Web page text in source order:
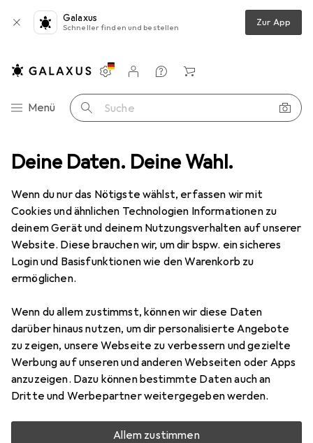
Deine Daten. Deine Wahl.
Wenn du nur das Nötigste wählst, erfassen wir mit
Cookies und ähnlichen Technologien Informationen zu
deinem Gerät und deinem Nutzungsverhalten auf unserer
Website. Diese brauchen wir, um dir bspw. ein sicheres
Login und Basisfunktionen wie den Warenkorb zu
ermöglichen.
Wenn du allem zustimmst, können wir diese Daten
darüber hinaus nutzen, um dir personalisierte Angebote
zu zeigen, unsere Webseite zu verbessern und gezielte
Werbung auf unseren und anderen Webseiten oder Apps
anzuzeigen. Dazu können bestimmte Daten auch an
Dritte und Werbepartner weitergegeben werden.
Allem zustimmen
Galaxus
Schneller finden und bestellen Zur App
Navigation nach Kategorien
Menü Suche
Einstellungen
Kundenkonto
Vergleichslisten
Merklisten
Warenkorb
Lichttechnik Zubehör Eurolite Filterrahmen für LED PFE-100/120
EuroliteFilterrahmen für LED PFE-
100/120
Filterrahmen
Preis in EUR inkl. MwSt.
EUR
21,04
Schneller lieferbar
Angebot fürEUR
33,14
Bewertungen